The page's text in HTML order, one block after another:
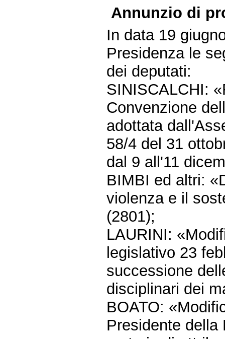
Annunzio di
In data 19
Presidenza le
dei deputati:
SINISCALCHI:
Convenzione
adottata
58/4 del 31
dal 9 all'11
BIMBI ed altri:
violenza e il
(2801);
LAURINI:
legislativo 23
successione
disciplinari dei
BOATO:
Presidente della